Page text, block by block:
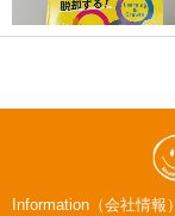
Information（会社情報）